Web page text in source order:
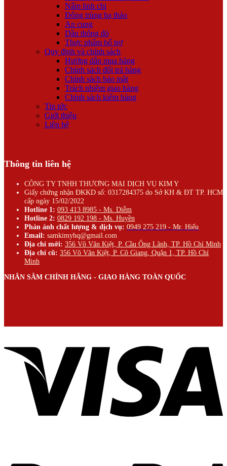
Nấm linh chi
Đông trùng hạ thảo
An cung
Dầu thông đỏ
Thực phẩm bổ trợ
Quy định và chính sách
Hướng dẫn mua hàng
Chính sách đổi trả hàng
Chính sách bảo mật
Trách nhiệm giao hàng
Chính sách kiểm hàng
Tin tức
Giới thiệu
Liên hệ
Thông tin liên hệ
CÔNG TY TNHH THƯƠNG MẠI DỊCH VỤ KIM Y
Giấy chứng nhận ĐKKD số: 0317284375 do Sở KH & ĐT TP. HCM
cấp ngày 15/02/2022
Hotline 1: 093 413 8985 - Ms. Diễm
Hotline 2: 0829 192 198 - Ms. Huyền
Phản ánh chất lượng & dịch vụ: 0949 275 219 - Mr. Hiếu
Email: samkimyhq@gmail.com
Địa chỉ mới: 356 Võ Văn Kiệt, P. Cầu Ông Lãnh, TP. Hồ Chí Minh
Địa chỉ cũ: 356 Võ Văn Kiệt, P. Cô Giang, Quận 1, TP. Hồ Chí
Minh
NHÂN SÂM CHÍNH HÃNG - GIAO HÀNG TOÀN QUỐC